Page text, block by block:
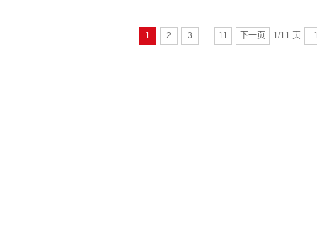
1 2 3 11 下一页 1/11 页